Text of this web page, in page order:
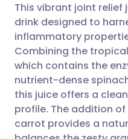
Per E-
Teilen
Teilen
🇬🇧
🇪🇸
🇮🇹
This vibrant joint relief
drink designed to
inflammatory
Combining the
which contains the
nutrient-dense
this juice offers a
profile. The addition
carrot provides a